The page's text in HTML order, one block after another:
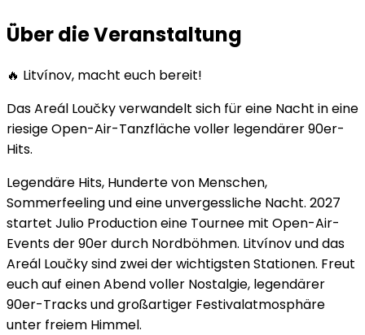
Über die Veranstaltung
🔥 Litvínov, macht euch bereit!
Das Areál Loučky verwandelt sich für eine Nacht in eine
riesige Open-Air-Tanzfläche voller legendärer 90er-
Hits.
Legendäre Hits, Hunderte von Menschen,
Sommerfeeling und eine unvergessliche Nacht. 2027
startet Julio Production eine Tournee mit Open-Air-
Events der 90er durch Nordböhmen. Litvínov und das
Areál Loučky sind zwei der wichtigsten Stationen. Freut
euch auf einen Abend voller Nostalgie, legendärer
90er-Tracks und großartiger Festivalatmosphäre
unter freiem Himmel.